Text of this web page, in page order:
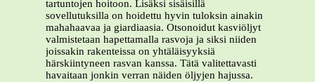
tartuntojen hoitoon. Lisäksi sisäisillä
sovellutuksilla on hoidettu hyvin tuloksin ainakin
mahahaavaa ja giardiaasia. Otsonoidut kasviöljyt
valmistetaan hapettamalla rasvoja ja siksi niiden
joissakin rakenteissa on yhtäläisyyksiä
härskiintyneen rasvan kanssa. Tätä valitettavasti
havaitaan jonkin verran näiden öljyjen hajussa.